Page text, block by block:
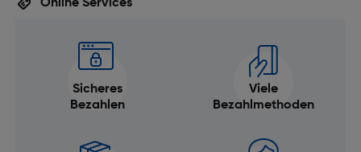
Online Services
Sicheres
Bezahlen
Viele
Bezahlmethoden